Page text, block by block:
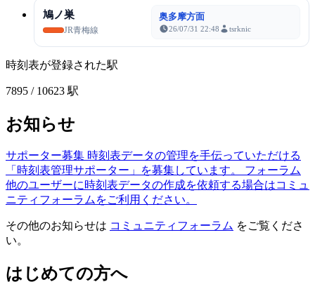
鳩ノ巣
JR青梅線
奥多摩方面
26/07/31 22:48 tsrknic
時刻表が登録された駅
7895 / 10623 駅
お知らせ
サポーター募集 時刻表データの管理を手伝っていただける
「時刻表管理サポーター」を募集しています。
フォーラム
他のユーザーに時刻表データの作成を依頼する場合はコミュ
ニティフォーラムをご利用ください。
その他のお知らせは コミュニティフォーラム をご覧くださ
い。
はじめての方へ